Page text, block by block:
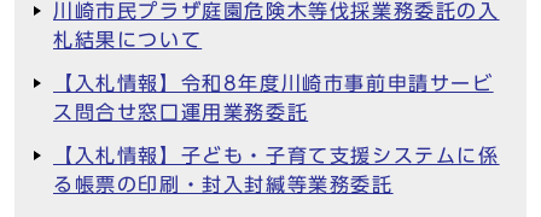
川崎市民プラザ庭園危険木等伐採業務委託の入
札結果について
【入札情報】令和8年度川崎市事前申請サービ
ス問合せ窓口運用業務委託
【入札情報】子ども・子育て支援システムに係
る帳票の印刷・封入封緘等業務委託